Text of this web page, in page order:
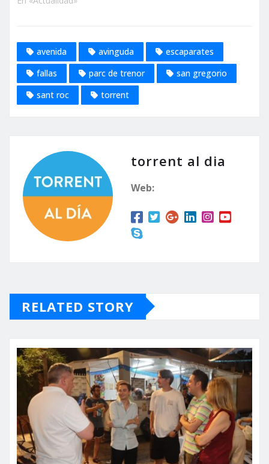
avenida avinguda
escaparates
fallas
parc de trenor
san gregorio
sant roc
torrent
torrent al dia
Web:
RELATED STORY